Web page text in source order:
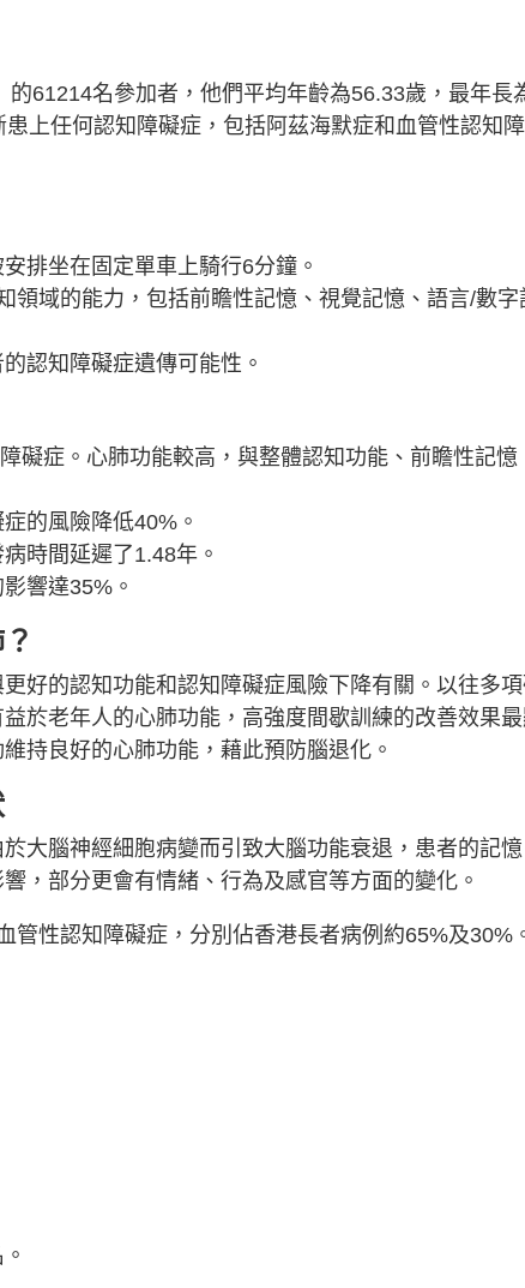
61214名參加者，他們平均年齡為56.33歲，最年長
上任何認知障礙症，包括阿茲海默症和血管性認知
排坐在固定單車上騎行6分鐘。
領域的能力，包括前瞻性記憶、視覺記憶、語言/數字
認知障礙症遺傳可能性。
礙症。心肺功能較高，與整體認知功能、前瞻性記憶
的風險降低40%。
時間延遲了1.48年。
響達35%。
好的認知功能和認知障礙症風險下降有關。以往多
於老年人的心肺功能，高強度間歇訓練的改善效果
持良好的心肺功能，藉此預防腦退化。
大腦神經細胞病變而引致大腦功能衰退，患者的記
，部分更會有情緒、行為及感官等方面的變化。
管性認知障礙症，分別佔香港長者病例約65%及30%